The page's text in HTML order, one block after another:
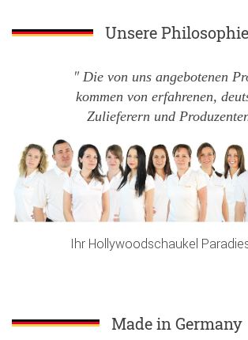
Unsere Philosophie
Die von uns angebotenen
kommen von erfahrenen,
Zulieferern und
Ihr Hollywoodschaukel
Made in Germany